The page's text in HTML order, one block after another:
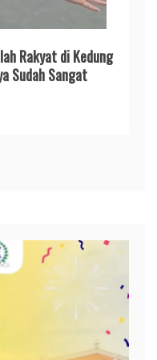
Rakyat di Kedung
Sudah Sangat